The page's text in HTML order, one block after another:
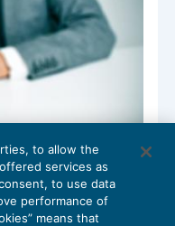
imprese
to allow the
services as
to use data
performance of
means that